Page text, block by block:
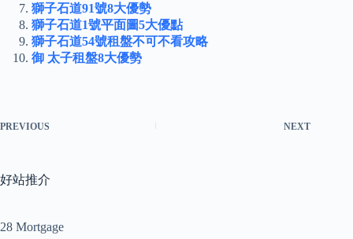
獅子石道91號8大優勢
獅子石道1號平面圖5大優點
獅子石道54號租盤不可不看攻略
御 太子租盤8大優勢
PREVIOUS NEXT
好站推介
28 Mortgage